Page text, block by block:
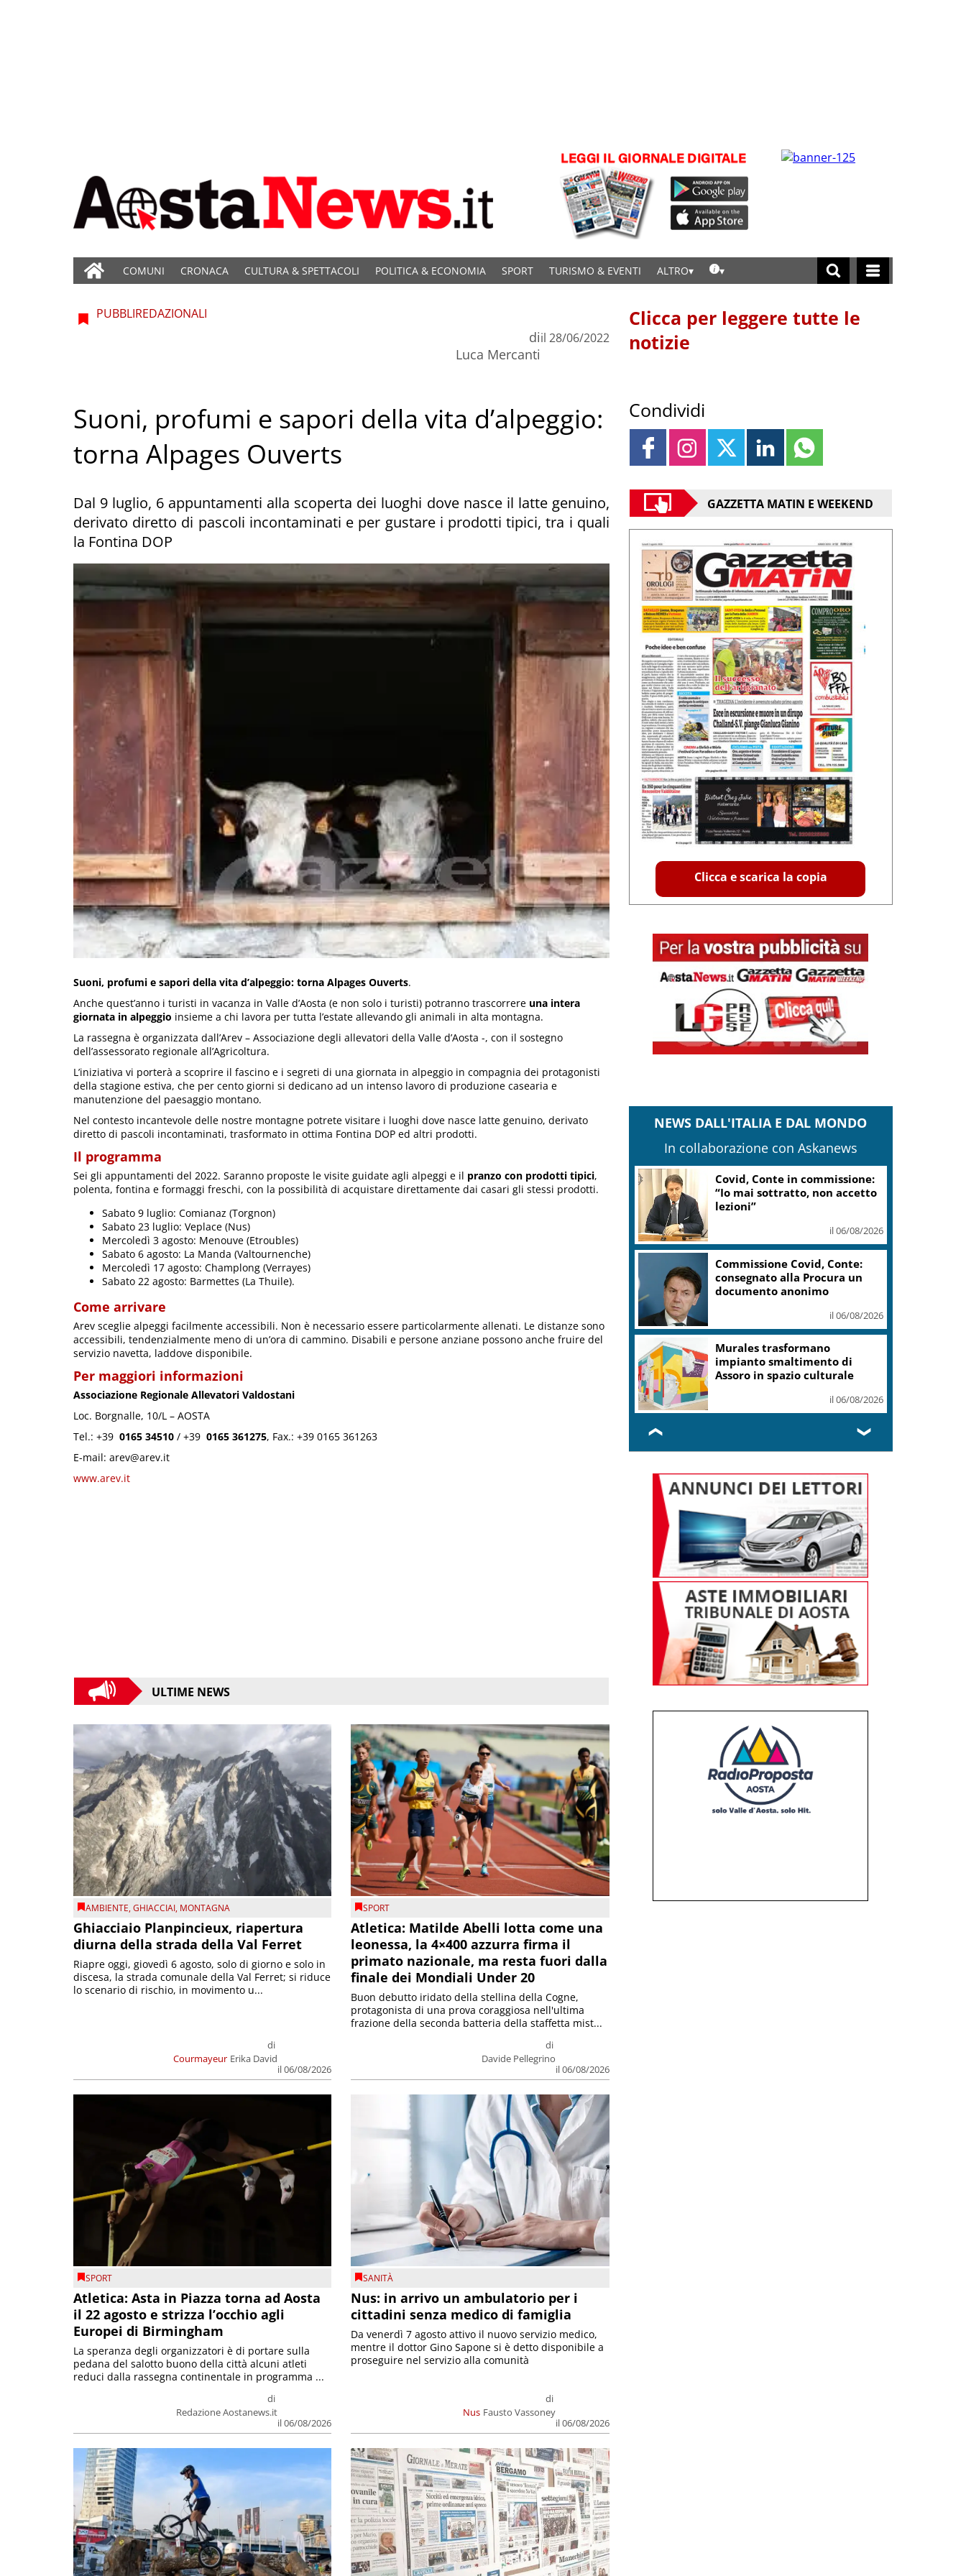
COMUNI CRONACA CULTURA & SPETTACOLI POLITICA & ECONOMIA SPORT TURISMO & EVENTI ALTRO
PUBBLIREDAZIONALI
di
Luca Mercanti
il 28/06/2022
Suoni, profumi e sapori della vita d’alpeggio:
torna Alpages Ouverts
Dal 9 luglio, 6 appuntamenti alla scoperta dei luoghi dove nasce il latte genuino,
derivato diretto di pascoli incontaminati e per gustare i prodotti tipici, tra i quali
la Fontina DOP
Suoni, profumi e sapori della vita d’alpeggio: torna Alpages Ouverts.
Anche quest’anno i turisti in vacanza in Valle d’Aosta (e non solo i turisti) potranno trascorrere una intera
giornata in alpeggio insieme a chi lavora per tutta l’estate allevando gli animali in alta montagna.
La rassegna è organizzata dall’Arev – Associazione degli allevatori della Valle d’Aosta -, con il sostegno
dell’assessorato regionale all’Agricoltura.
L’iniziativa vi porterà a scoprire il fascino e i segreti di una giornata in alpeggio in compagnia dei protagonisti
della stagione estiva, che per cento giorni si dedicano ad un intenso lavoro di produzione casearia e
manutenzione del paesaggio montano.
Nel contesto incantevole delle nostre montagne potrete visitare i luoghi dove nasce latte genuino, derivato
diretto di pascoli incontaminati, trasformato in ottima Fontina DOP ed altri prodotti.
Il programma
Sei gli appuntamenti del 2022. Saranno proposte le visite guidate agli alpeggi e il pranzo con prodotti tipici,
polenta, fontina e formaggi freschi, con la possibilità di acquistare direttamente dai casari gli stessi prodotti.
Sabato 9 luglio: Comianaz (Torgnon)
Sabato 23 luglio: Veplace (Nus)
Mercoledì 3 agosto: Menouve (Etroubles)
Sabato 6 agosto: La Manda (Valtournenche)
Mercoledì 17 agosto: Champlong (Verrayes)
Sabato 22 agosto: Barmettes (La Thuile).
Come arrivare
Arev sceglie alpeggi facilmente accessibili. Non è necessario essere particolarmente allenati. Le distanze sono
accessibili, tendenzialmente meno di un’ora di cammino. Disabili e persone anziane possono anche fruire del
servizio navetta, laddove disponibile.
Per maggiori informazioni
Associazione Regionale Allevatori Valdostani
Loc. Borgnalle, 10/L – AOSTA
Tel.: +39 0165 34510 / +39 0165 361275, Fax.: +39 0165 361263
E-mail: arev@arev.it
www.arev.it
ULTIME NEWS
AMBIENTE,GHIACCIAI, MONTAGNA
Ghiacciaio Planpincieux, riapertura
diurna della strada della Val Ferret
Courmayeur
di
Erika David
il 06/08/2026
Riapre oggi, giovedì 6 agosto, solo di giorno e solo in
discesa, la strada comunale della Val Ferret; si riduce
lo scenario di rischio, in movimento u...
SPORT
Atletica: Matilde Abelli lotta come una
leonessa, la 4×400 azzurra firma il
primato nazionale, ma resta fuori dalla
finale dei Mondiali Under 20
di
Davide Pellegrino
il 06/08/2026
Buon debutto iridato della stellina della Cogne,
protagonista di una prova coraggiosa nell'ultima
frazione della seconda batteria della staffetta mist...
SPORT
Atletica: Asta in Piazza torna ad Aosta
il 22 agosto e strizza l’occhio agli
Europei di Birmingham
di
Redazione Aostanews.it
il 06/08/2026
La speranza degli organizzatori è di portare sulla
pedana del salotto buono della città alcuni atleti
reduci dalla rassegna continentale in programma ...
SANITÀ
Nus: in arrivo un ambulatorio per i
cittadini senza medico di famiglia
Nus
di
Fausto Vassoney
il 06/08/2026
Da venerdì 7 agosto attivo il nuovo servizio medico,
mentre il dottor Gino Sapone si è detto disponibile a
proseguire nel servizio alla comunità
Clicca per leggere tutte le
notizie
Condividi
GAZZETTA MATIN E WEEKEND
Clicca e scarica la copia
NEWS DALL'ITALIA E DAL MONDO
In collaborazione con Askanews
Covid, Conte in commissione:
“Io mai sottratto, non accetto
lezioni”
il 06/08/2026
Commissione Covid, Conte:
consegnato alla Procura un
documento anonimo
il 06/08/2026
Murales trasformano
impianto smaltimento di
Assoro in spazio culturale
il 06/08/2026
❮ ❯